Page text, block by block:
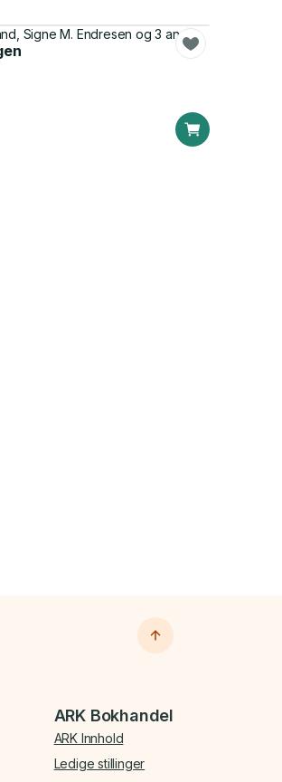
Signe M. Endresen og 3 andre
ARK Bokhandel
ARK Innhold
Ledige stillinger